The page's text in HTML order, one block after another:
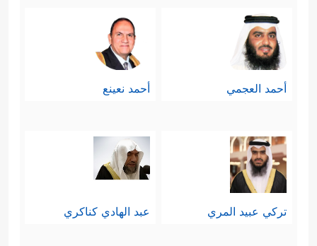
أحمد العجمي أحمد نعينع
تركي عبيد المري عبد الهادي كناكري